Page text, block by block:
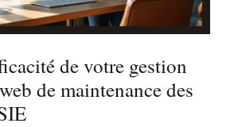
de votre gestion
de maintenance des